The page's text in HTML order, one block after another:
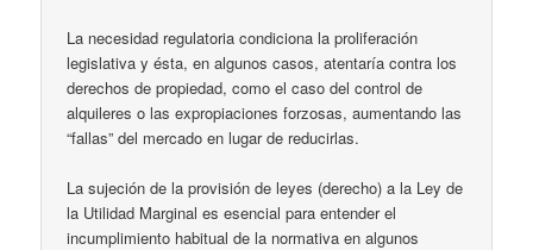
La necesidad regulatoria condiciona la proliferación
legislativa y ésta, en algunos casos, atentaría contra los
derechos de propiedad, como el caso del control de
alquileres o las expropiaciones forzosas, aumentando las
“fallas” del mercado en lugar de reducirlas.
La sujeción de la provisión de leyes (derecho) a la Ley de
la Utilidad Marginal es esencial para entender el
incumplimiento habitual de la normativa en algunos